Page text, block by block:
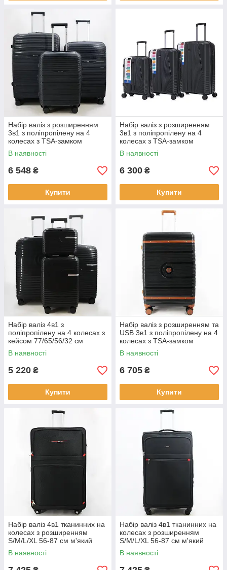
Набір валіз з розширенням
3в1 з поліпропілену на 4
колесах з TSA-замком
75/66/55 см твердий корпус
Cans
В наявності
6 548 ₴
Купити
Набір валіз з розширенням
3в1 з поліпропілену на 4
колесах з TSA-замком
73/65/54 см твердий корпус
Cans
В наявності
6 300 ₴
Купити
Набір валіз 4в1 з
поліпропілену на 4 колесах з
кейсом 77/65/56/32 см
твердий корпус Cans
В наявності
5 220 ₴
Купити
Набір валіз з розширенням та
USB 3в1 з поліпропілену на 4
колесах з TSA-замком
73/63/54 см твердий корпус
Cans
В наявності
6 705 ₴
Купити
Набір валіз 4в1 тканинних на
колесах з розширенням
S/M/L/XL 56-87 см м'який
корпус Cans
В наявності
Набір валіз 4в1 тканинних на
колесах з розширенням
S/M/L/XL 56-87 см м'який
корпус Cans
В наявності